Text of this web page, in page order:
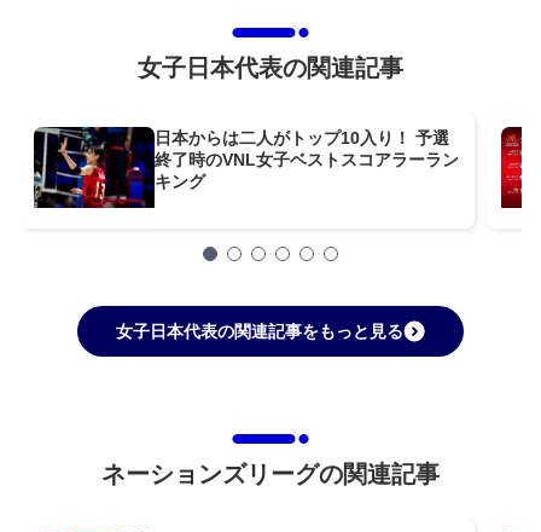
女子日本代表の関連記事
日本からは二人がトップ10入り！ 予選
終了時のVNL女子ベストスコアラーラン
キング
女子日本代表の関連記事をもっと見る
ネーションズリーグの関連記事